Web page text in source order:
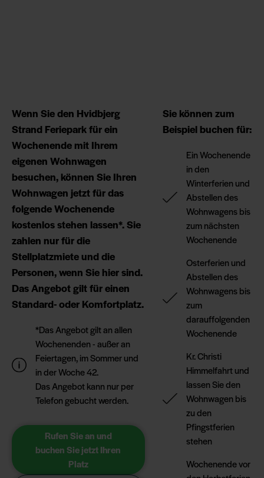
Wenn Sie den Hvidbjerg
Strand Feriepark für ein
Wochenende mit Ihrem
eigenen Wohnwagen
besuchen, können Sie Ihren
Wohnwagen jetzt für das
folgende Wochenende
kostenlos stehen lassen*. Sie
zahlen nur für die
Stellplatzmiete und die
Personen, wenn Sie hier sind.
Das Angebot gilt für einen
Standard- oder Komfortplatz.
*Das Angebot gilt an allen
Wochenenden - außer an
Feiertagen, im Sommer und
in der Woche 42.
Das Angebot kann nur per
Telefon gebucht werden.
Rufen Sie an und
buchen Sie jetzt Ihren
Platz
Sie können zum
Beispiel buchen für:
Ein Wochenende
in den
Winterferien und
Abstellen des
Wohnwagens bis
zum nächsten
Wochenende
Osterferien und
Abstellen des
Wohnwagens bis
zum
darauffolgenden
Wochenende
Kr. Christi
Himmelfahrt und
lassen Sie den
Wohnwagen bis
zu den
Pfingstferien
stehen
Wochenende vor